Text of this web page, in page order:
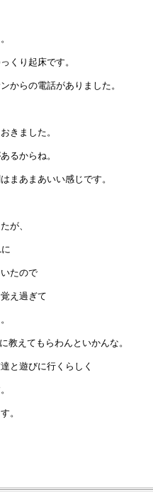
くり起床です。
からの電話がありました。
きました。
るからね。
まあまあいい感じです。
が、
たので
え過ぎて
教えてもらわんといかんな。
と遊びに行くらしく
。